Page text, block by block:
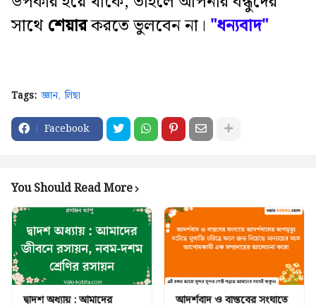
সাথেশেয়ারকরতে ভুলবেন না। "ধন্যবাদ"
Tags: জ্ঞান লিছা
Facebook
You Should Read More
দ্বাদশ অধ্যায় : আমাদের আদর্শবাদ ও বাস্তবের সংঘাতে